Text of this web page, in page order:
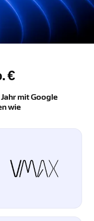
€
mit Google
wie